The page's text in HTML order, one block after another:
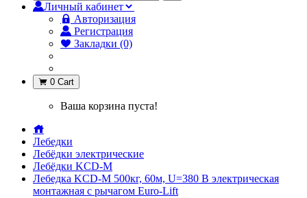
Личный кабинет
Авторизация
Регистрация
Закладки (0)
0 Cart
Ваша корзина пуста!
Лебедки
Лебёдки электрические
Лебёдки KCD-M
Лебедка KCD-M 500кг, 60м, U=380 В электрическая
монтажная с рычагом Euro-Lift